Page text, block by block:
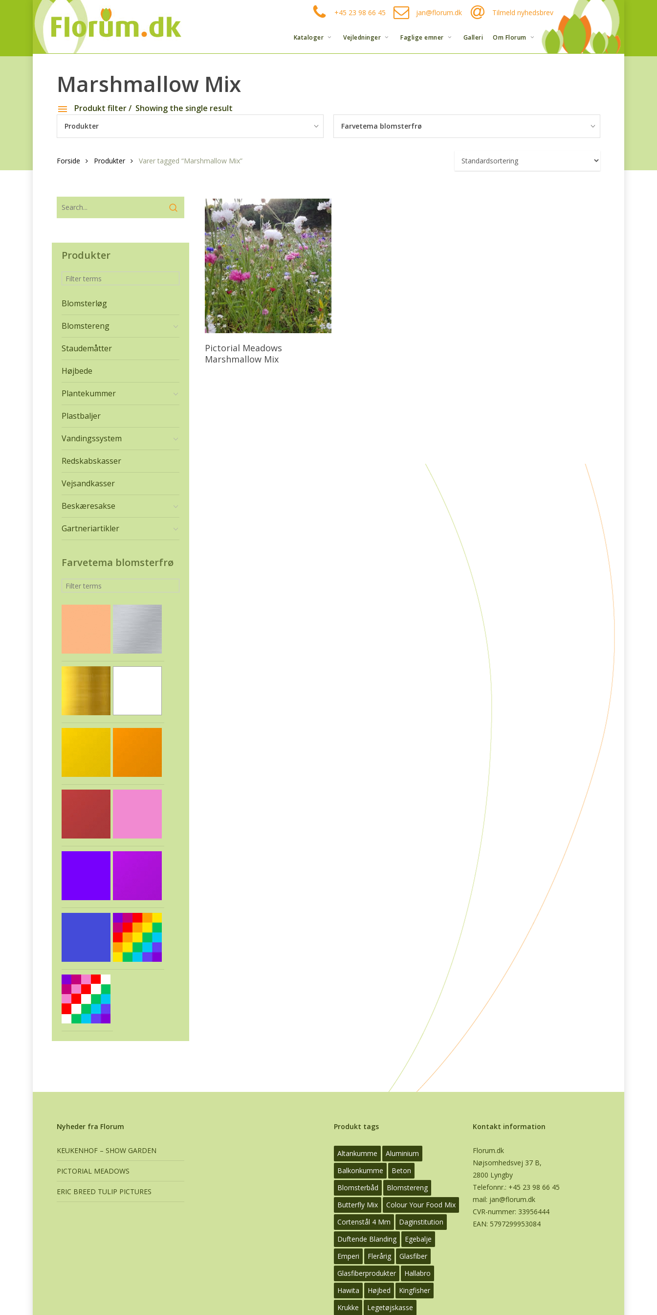
+45 23 98 66 45 jan@florum.dk Tilmeld nyhedsbrev
Kataloger Vejledninger Faglige emner Galleri Om Florum
Marshmallow Mix
Produkt filter Showing the single result
Produkter Farvetema blomsterfrø
Forside Produkter Varer tagged “Marshmallow Mix”
Produkter
Blomsterløg
Blomstereng
Staudemåtter
Højbede
Plantekummer
Plastbaljer
Vandingssystem
Redskabskasser
Vejsandkasser
Beskæresakse
Gartneriartikler
Farvetema blomsterfrø
Læs Mere
Pictorial Meadows
Marshmallow Mix
Nyheder fra Florum
KEUKENHOF – SHOW GARDEN
PICTORIAL MEADOWS
ERIC BREED TULIP PICTURES
Produkt tags
Altankumme
Aluminium
Balkonkumme
Beton
Blomsterbåd
Blomstereng
Butterfly Mix
Colour Your Food Mix
Cortenstål 4 Mm
Daginstitution
Duftende Blanding
Egebalje
Emperi
Flerårig
Glasfiber
Glasfiberprodukter
Hallabro
Hawita
Højbed
Kingfisher
Krukke
Legetøjskasse
Kontakt information
Florum.dk
Nøjsomhedsvej 37 B,
2800 Lyngby
Telefonnr.: +45 23 98 66 45
mail: jan@florum.dk
CVR-nummer: 33956444
EAN: 5797299953084